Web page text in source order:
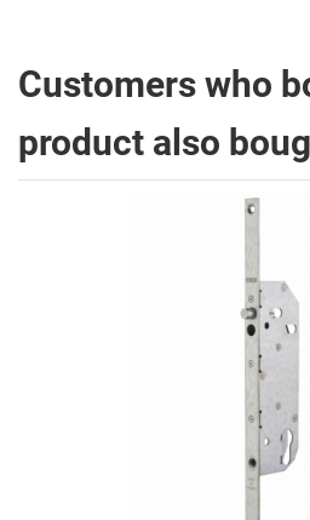
Customers who
product also